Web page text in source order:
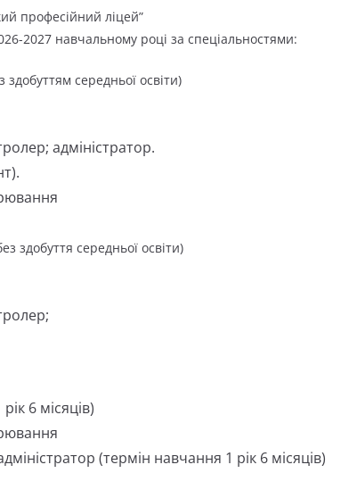
професійний ліцей”
2027 навчальному році за спеціальностями:
середньої освіти)
адміністратор.
здобуття середньої освіти)
6 місяців)
(термін навчання 1 рік 6 місяців)